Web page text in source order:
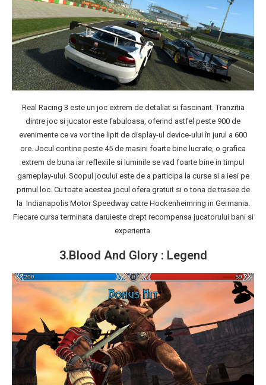
Real Racing 3 este un joc extrem de detaliat si fascinant. Tranzitia
dintre joc si jucator este fabuloasa, oferind astfel peste 900 de
evenimente ce va vor tine lipit de display-ul device-ului în jurul a 600
ore. Jocul contine peste 45 de masini foarte bine lucrate, o grafica
extrem de buna iar reflexiile si luminile se vad foarte bine in timpul
gameplay-ului. Scopul jocului este de a participa la curse si a iesi pe
primul loc. Cu toate acestea jocul ofera gratuit si o tona de trasee de
la Indianapolis Motor Speedway catre Hockenheimring in Germania.
Fiecare cursa terminata daruieste drept recompensa jucatorului bani si
experienta.
3.Blood And Glory : Legend